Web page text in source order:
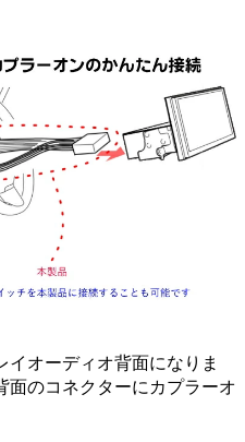
オーディオ背面になりま
面のコネクターにカプラーオ